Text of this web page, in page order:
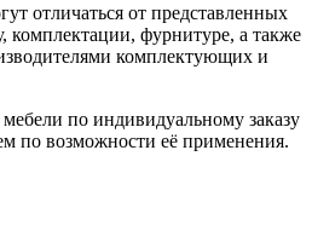
отличаться от представленных
комплектации, фурнитуре, а также
комплектующих и
по индивидуальному заказу
по возможности её применения.